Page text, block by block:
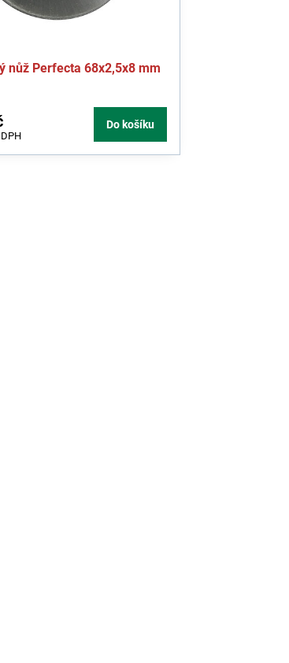
nůž Perfecta 68x2,5x8 mm
Do košíku